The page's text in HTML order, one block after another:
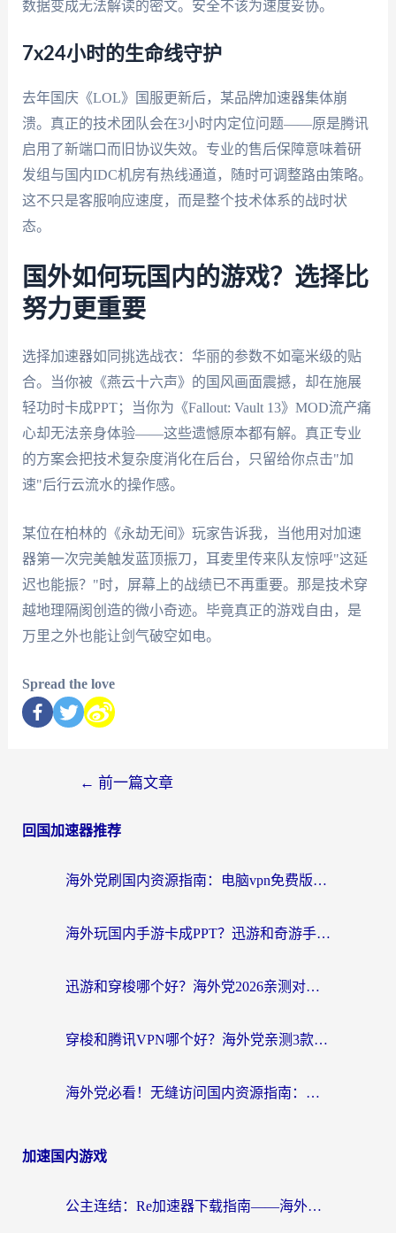
数据变成无法解读的密文。安全不该为速度妥协。
7x24小时的生命线守护
去年国庆《LOL》国服更新后，某品牌加速器集体崩
溃。真正的技术团队会在3小时内定位问题——原是腾讯
启用了新端口而旧协议失效。专业的售后保障意味着研
发组与国内IDC机房有热线通道，随时可调整路由策略。
这不只是客服响应速度，而是整个技术体系的战时状
态。
国外如何玩国内的游戏？选择比
努力更重要
选择加速器如同挑选战衣：华丽的参数不如毫米级的贴
合。当你被《燕云十六声》的国风画面震撼，却在施展
轻功时卡成PPT；当你为《Fallout: Vault 13》MOD流产痛
心却无法亲身体验——这些遗憾原本都有解。真正专业
的方案会把技术复杂度消化在后台，只留给你点击"加
速"后行云流水的操作感。
某位在柏林的《永劫无间》玩家告诉我，当他用对加速
器第一次完美触发蓝顶振刀，耳麦里传来队友惊呼"这延
迟也能振？"时，屏幕上的战绩已不再重要。那是技术穿
越地理隔阂创造的微小奇迹。毕竟真正的游戏自由，是
万里之外也能让剑气破空如电。
Spread the love
← 前一篇文章
回国加速器推荐
海外党刷国内资源指南：电脑vpn免费版真的能用吗？选对加速器才是关键
海外玩国内手游卡成PPT？迅游和奇游手游哪个好？附真实VPN评测及番茄加速器体验
迅游和穿梭哪个好？海外党2026亲测对比+免费vs付费选择指南，附番茄加速器实测体验
穿梭和腾讯VPN哪个好？海外党亲测3款热门回国加速器，附避坑指南
海外党必看！无缝访问国内资源指南：从vpn官网下载到加速器选择（附番茄实测）
加速国内游戏
公主连结：Re加速器下载指南——海外党不再错过国服活动的秘密武器